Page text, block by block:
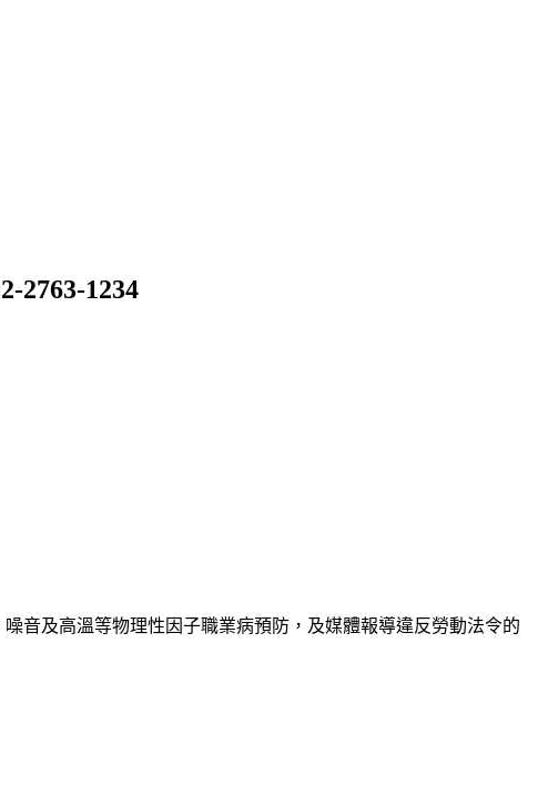
2763-1234
音及高溫等物理性因子職業病預防，及媒體報導違反勞動法令的